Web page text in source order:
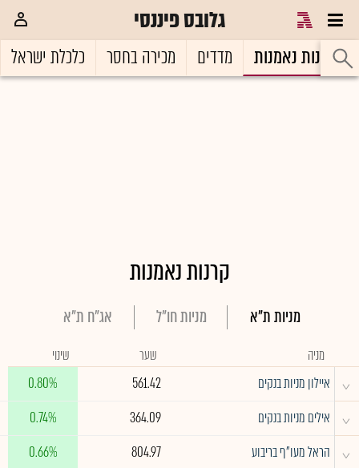
גלובס פיננסי
קרנות נאמנות מדדים מכירה בחסר כלכלת ישראל
קרנות נאמנות
מניות ת"א מניות חו"ל אג"ח ת"א
מניה שער שינוי
^ איילון מניות בנקים 561.42
0.80%
^ אילים מניות בנקים 364.09
0.74%
^ הראל מעו"ף בריבוע 804.97
0.66%